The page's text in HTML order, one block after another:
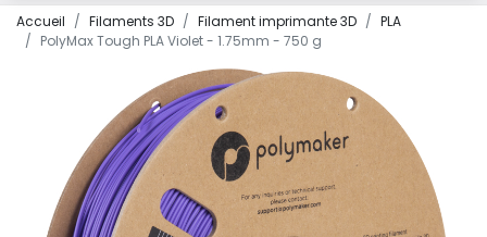
Accueil Filaments 3D Filament imprimante 3D
PLA
PolyMax Tough PLA Violet - 1.75mm - 750 g